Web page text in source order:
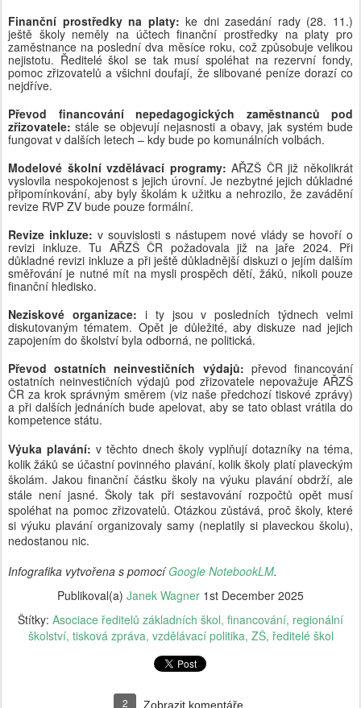
Finanční prostředky na platy: ke dni zasedání rady (28. 11.)
ještě školy neměly na účtech finanční prostředky na platy pro
zaměstnance na poslední dva měsíce roku, což způsobuje velikou
nejistotu. Ředitelé škol se tak musí spoléhat na rezervní fondy,
pomoc zřizovatelů a všichni doufají, že slibované peníze dorazí co
nejdříve.
Převod financování nepedagogických zaměstnanců pod
zřizovatele: stále se objevují nejasnosti a obavy, jak systém bude
fungovat v dalších letech – kdy bude po komunálních volbách.
Modelové školní vzdělávací programy:AŘZŠ ČR již několikrát
vyslovila nespokojenost s jejich úrovní. Je nezbytné jejich důkladné
připomínkování, aby byly školám k užitku a nehrozilo, že zavádění
revize RVP ZV bude pouze formální.
Revize inkluze: v souvislosti s nástupem nové vlády se hovoří o
revizi inkluze. Tu AŘZŠ ČR požadovala již na jaře 2024. Při
důkladné revizi inkluze a při ještě důkladnější diskuzi o jejím dalším
směřování je nutné mít na mysli prospěch dětí, žáků, nikoli pouze
finanční hledisko.
Neziskové organizace: i ty jsou v posledních týdnech velmi
diskutovaným tématem. Opět je důležité, aby diskuze nad jejich
zapojením do školství byla odborná, ne politická.
Převod ostatních neinvestičních výdajů: převod financování
ostatních neinvestičních výdajů pod zřizovatele nepovažuje AŘZŠ
ČR za krok správným směrem (viz naše předchozí tiskové zprávy)
a při dalších jednáních bude apelovat, aby se tato oblast vrátila do
kompetence státu.
Výuka plavání: v těchto dnech školy vyplňují dotazníky na téma,
kolik žáků se účastní povinného plavání, kolik školy platí plaveckým
školám. Jakou finanční částku školy na výuku plavání obdrží, ale
stále není jasné. Školy tak při sestavování rozpočtů opět musí
spoléhat na pomoc zřizovatelů. Otázkou zůstává, proč školy, které
si výuku plavání organizovaly samy (neplatily si plaveckou školu),
nedostanou nic.
Infografika vytvořena s pomocíGoogle NotebookLM.
Publikoval(a) Janek Wagner 1st December 2025
Štítky: Asociace ředitelů základních škol financování regionální
školství tisková zpráva vzdělávací politika ZŠ ředitelé škol
2 Zobrazit komentáře